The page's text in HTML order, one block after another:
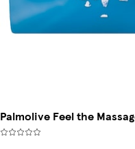
Palmolive Feel the